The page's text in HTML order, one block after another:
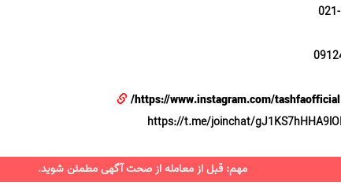
https://www.instagram.com/tashfaofficial/
مهم: قبل از معامله از صحت آگهی مطمئن شوید.